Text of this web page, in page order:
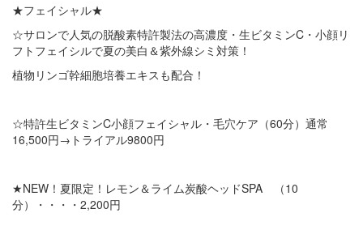
★フェイシャル★
☆サロンで人気の脱酸素特許製法の高濃度・生ビタミンC・小顔リ
フトフェイシルで夏の美白＆紫外線シミ対策！
植物リンゴ幹細胞培養エキスも配合！
☆特許生ビタミンC小顔フェイシャル・毛穴ケア（60分）通常
16,500円→トライアル9800円
★NEW！夏限定！レモン＆ライム炭酸ヘッドSPA （10
分）・・・・2,200円